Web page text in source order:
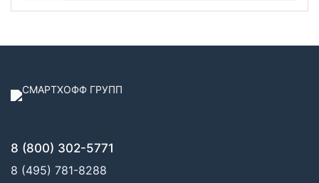
8 (800) 302-5771
8 (495) 781-8288